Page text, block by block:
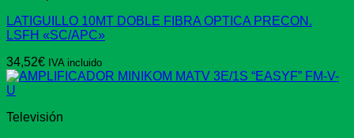
LATIGUILLO 10MT DOBLE FIBRA OPTICA PRECON.
LSFH «SC/APC»
34,52€ IVA incluido
Televisión